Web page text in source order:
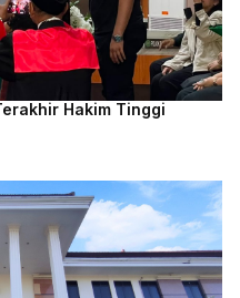
Hakim Tinggi